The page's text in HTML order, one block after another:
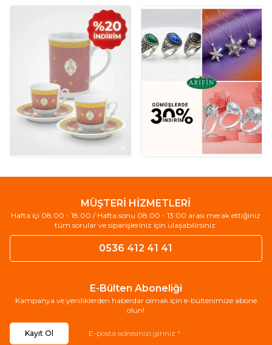
MÜŞTERİ HİZMETLERİ
Hafta içi 08:00 - 18:00 / Hafta sonu 08:00 - 13:00 arası merak ettiğiniz
tüm sorular ve siparişleriniz için ulaşabilirsiniz.
0536 412 41 41
E-Bülten Aboneliği
Kampanya ve yeniliklerden haberdar olmak için e-bültenimize abone
olun!
Kayıt Ol